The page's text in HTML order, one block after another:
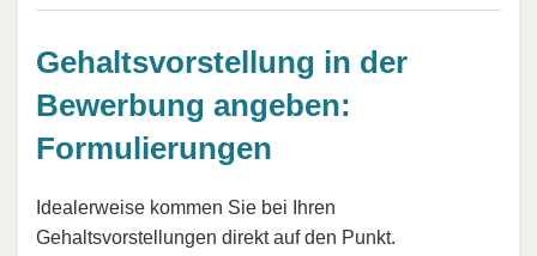
Gehaltsvorstellung in der
Bewerbung angeben:
Formulierungen
Idealerweise kommen Sie bei Ihren
Gehaltsvorstellungen direkt auf den Punkt.